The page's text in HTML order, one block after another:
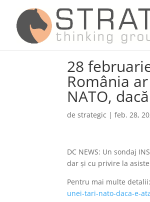
28
România
NATO,
destrategic |feb. 28,
DC NEWS: Un sondaj
dar şi cu privire la
Pentru mai multe detalii:
unei-tari-nato-daca-e-